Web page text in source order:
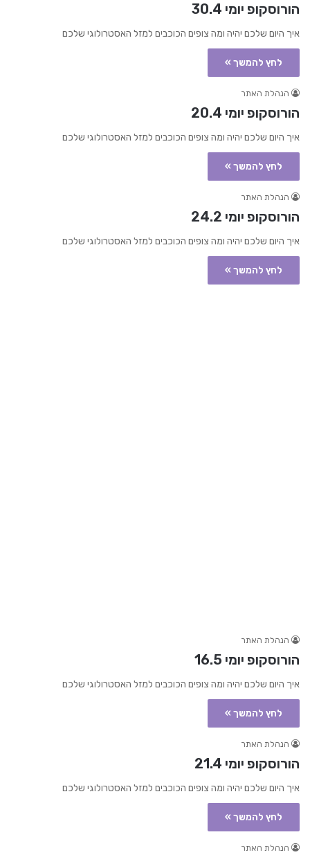
הורוסקופ יומי 30.4
איך היום שלכם יהיה ומה צופים הכוכבים למזל האסטרולוגי שלכם
לחץ להמשך »
הנהלת האתר
הורוסקופ יומי 20.4
איך היום שלכם יהיה ומה צופים הכוכבים למזל האסטרולוגי שלכם
לחץ להמשך »
הנהלת האתר
הורוסקופ יומי 24.2
איך היום שלכם יהיה ומה צופים הכוכבים למזל האסטרולוגי שלכם
לחץ להמשך »
הנהלת האתר
הורוסקופ יומי 16.5
איך היום שלכם יהיה ומה צופים הכוכבים למזל האסטרולוגי שלכם
לחץ להמשך »
הנהלת האתר
הורוסקופ יומי 21.4
איך היום שלכם יהיה ומה צופים הכוכבים למזל האסטרולוגי שלכם
לחץ להמשך »
הנהלת האתר